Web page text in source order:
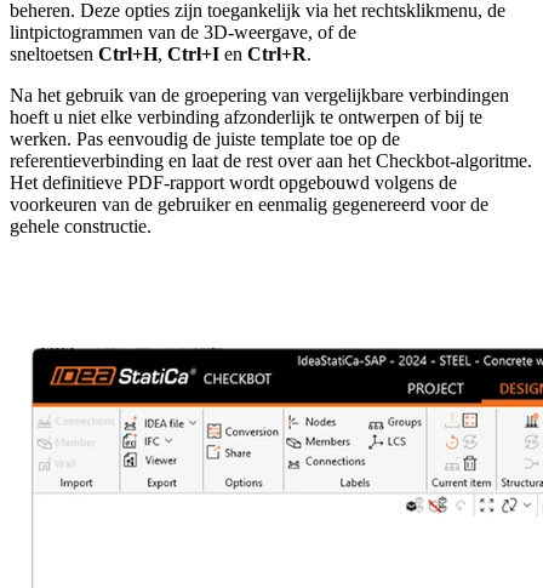
beheren. Deze opties zijn toegankelijk via het rechtsklikmenu, de
lintpictogrammen van de 3D-weergave, of de
sneltoetsen Ctrl+H, Ctrl+I en Ctrl+R.
Na het gebruik van de groepering van vergelijkbare verbindingen
hoeft u niet elke verbinding afzonderlijk te ontwerpen of bij te
werken. Pas eenvoudig de juiste template toe op de
referentieverbinding en laat de rest over aan het Checkbot-algoritme.
Het definitieve PDF-rapport wordt opgebouwd volgens de
voorkeuren van de gebruiker en eenmalig gegenereerd voor de
gehele constructie.